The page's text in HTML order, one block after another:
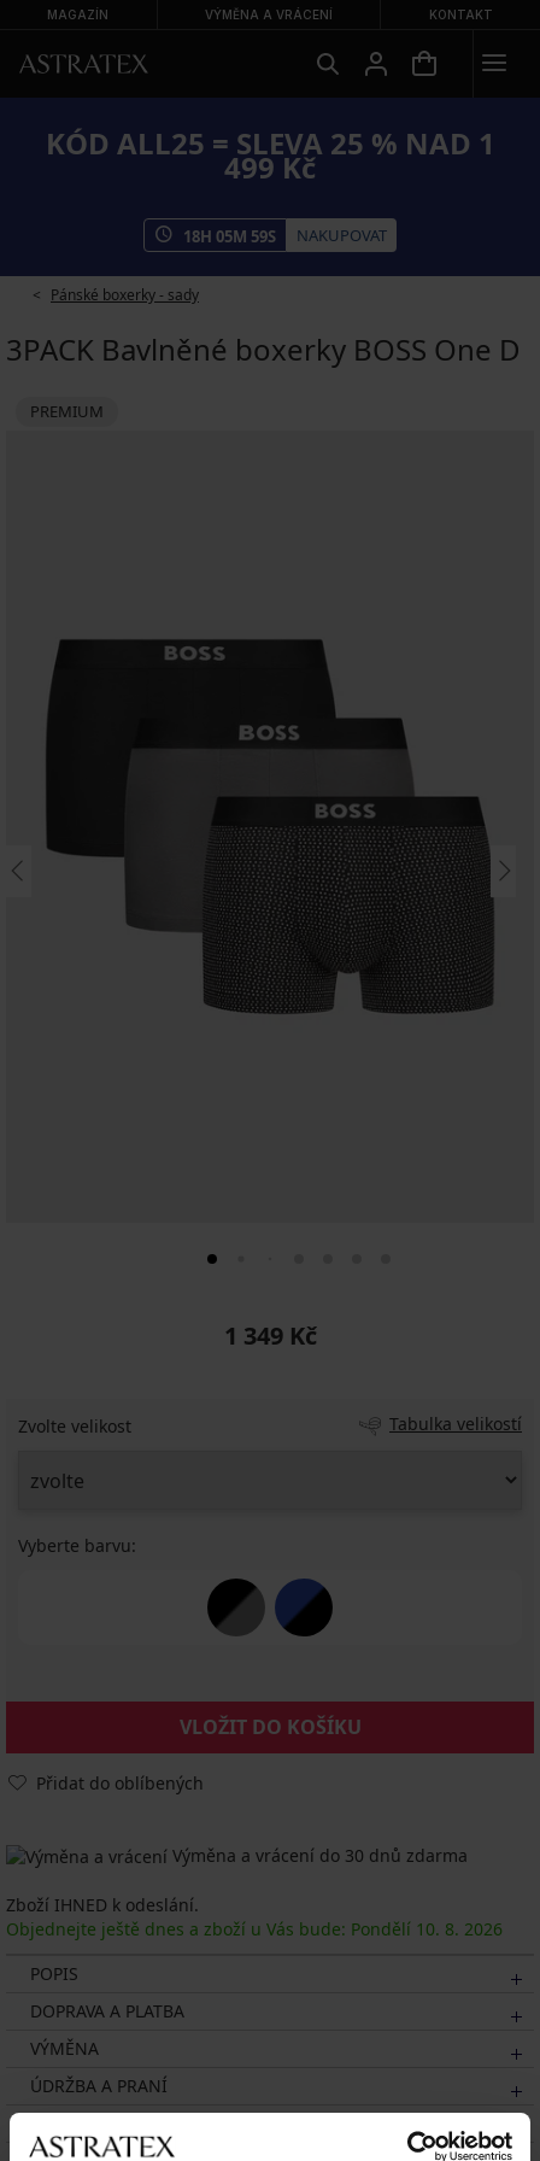
MAGAZÍN VÝMĚNA A VRÁCENÍ KONTAKT
KÓD ALL25 = SLEVA 25 % NAD 1
499 Kč
18H 05M 58S NAKUPOVAT
Pánské boxerky - sady
3PACK Bavlněné boxerky BOSS One D
PREMIUM
1 349 Kč
Zvolte velikost Tabulka velikostí
Vyberte barvu:
VLOŽIT DO KOŠÍKU
Přidat do oblíbených
Výměna a vrácení do 30 dnů zdarma
Zboží IHNED k odeslání.
Objednejte ještě dnes a zboží u Vás bude: Pondělí 10. 8. 2026
POPIS
DOPRAVA A PLATBA
VÝMĚNA
ÚDRŽBA A PRANÍ